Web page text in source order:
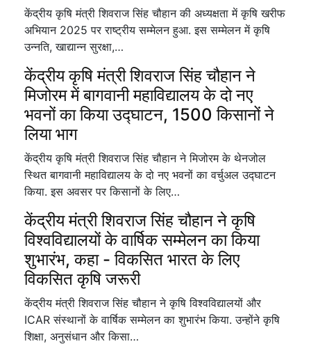
केंद्रीय कृषि मंत्री शिवराज सिंह चौहान की अध्यक्षता में कृषि खरीफ
अभियान 2025 पर राष्ट्रीय सम्मेलन हुआ. इस सम्मेलन में कृषि
उन्नति, खाद्यान्न सुरक्षा,…
केंद्रीय कृषि मंत्री शिवराज सिंह चौहान ने
मिजोरम में बागवानी महाविद्यालय के दो नए
भवनों का किया उद्घाटन, 1500 किसानों ने
लिया भाग
केंद्रीय कृषि मंत्री शिवराज सिंह चौहान ने मिजोरम के थेनजोल
स्थित बागवानी महाविद्यालय के दो नए भवनों का वर्चुअल उद्घाटन
किया. इस अवसर पर किसानों के लिए…
केंद्रीय मंत्री शिवराज सिंह चौहान ने कृषि
विश्वविद्यालयों के वार्षिक सम्मेलन का किया
शुभारंभ, कहा - विकसित भारत के लिए
विकसित कृषि जरूरी
केंद्रीय मंत्री शिवराज सिंह चौहान ने कृषि विश्वविद्यालयों और
ICAR संस्थानों के वार्षिक सम्मेलन का शुभारंभ किया. उन्होंने कृषि
शिक्षा, अनुसंधान और किसा…